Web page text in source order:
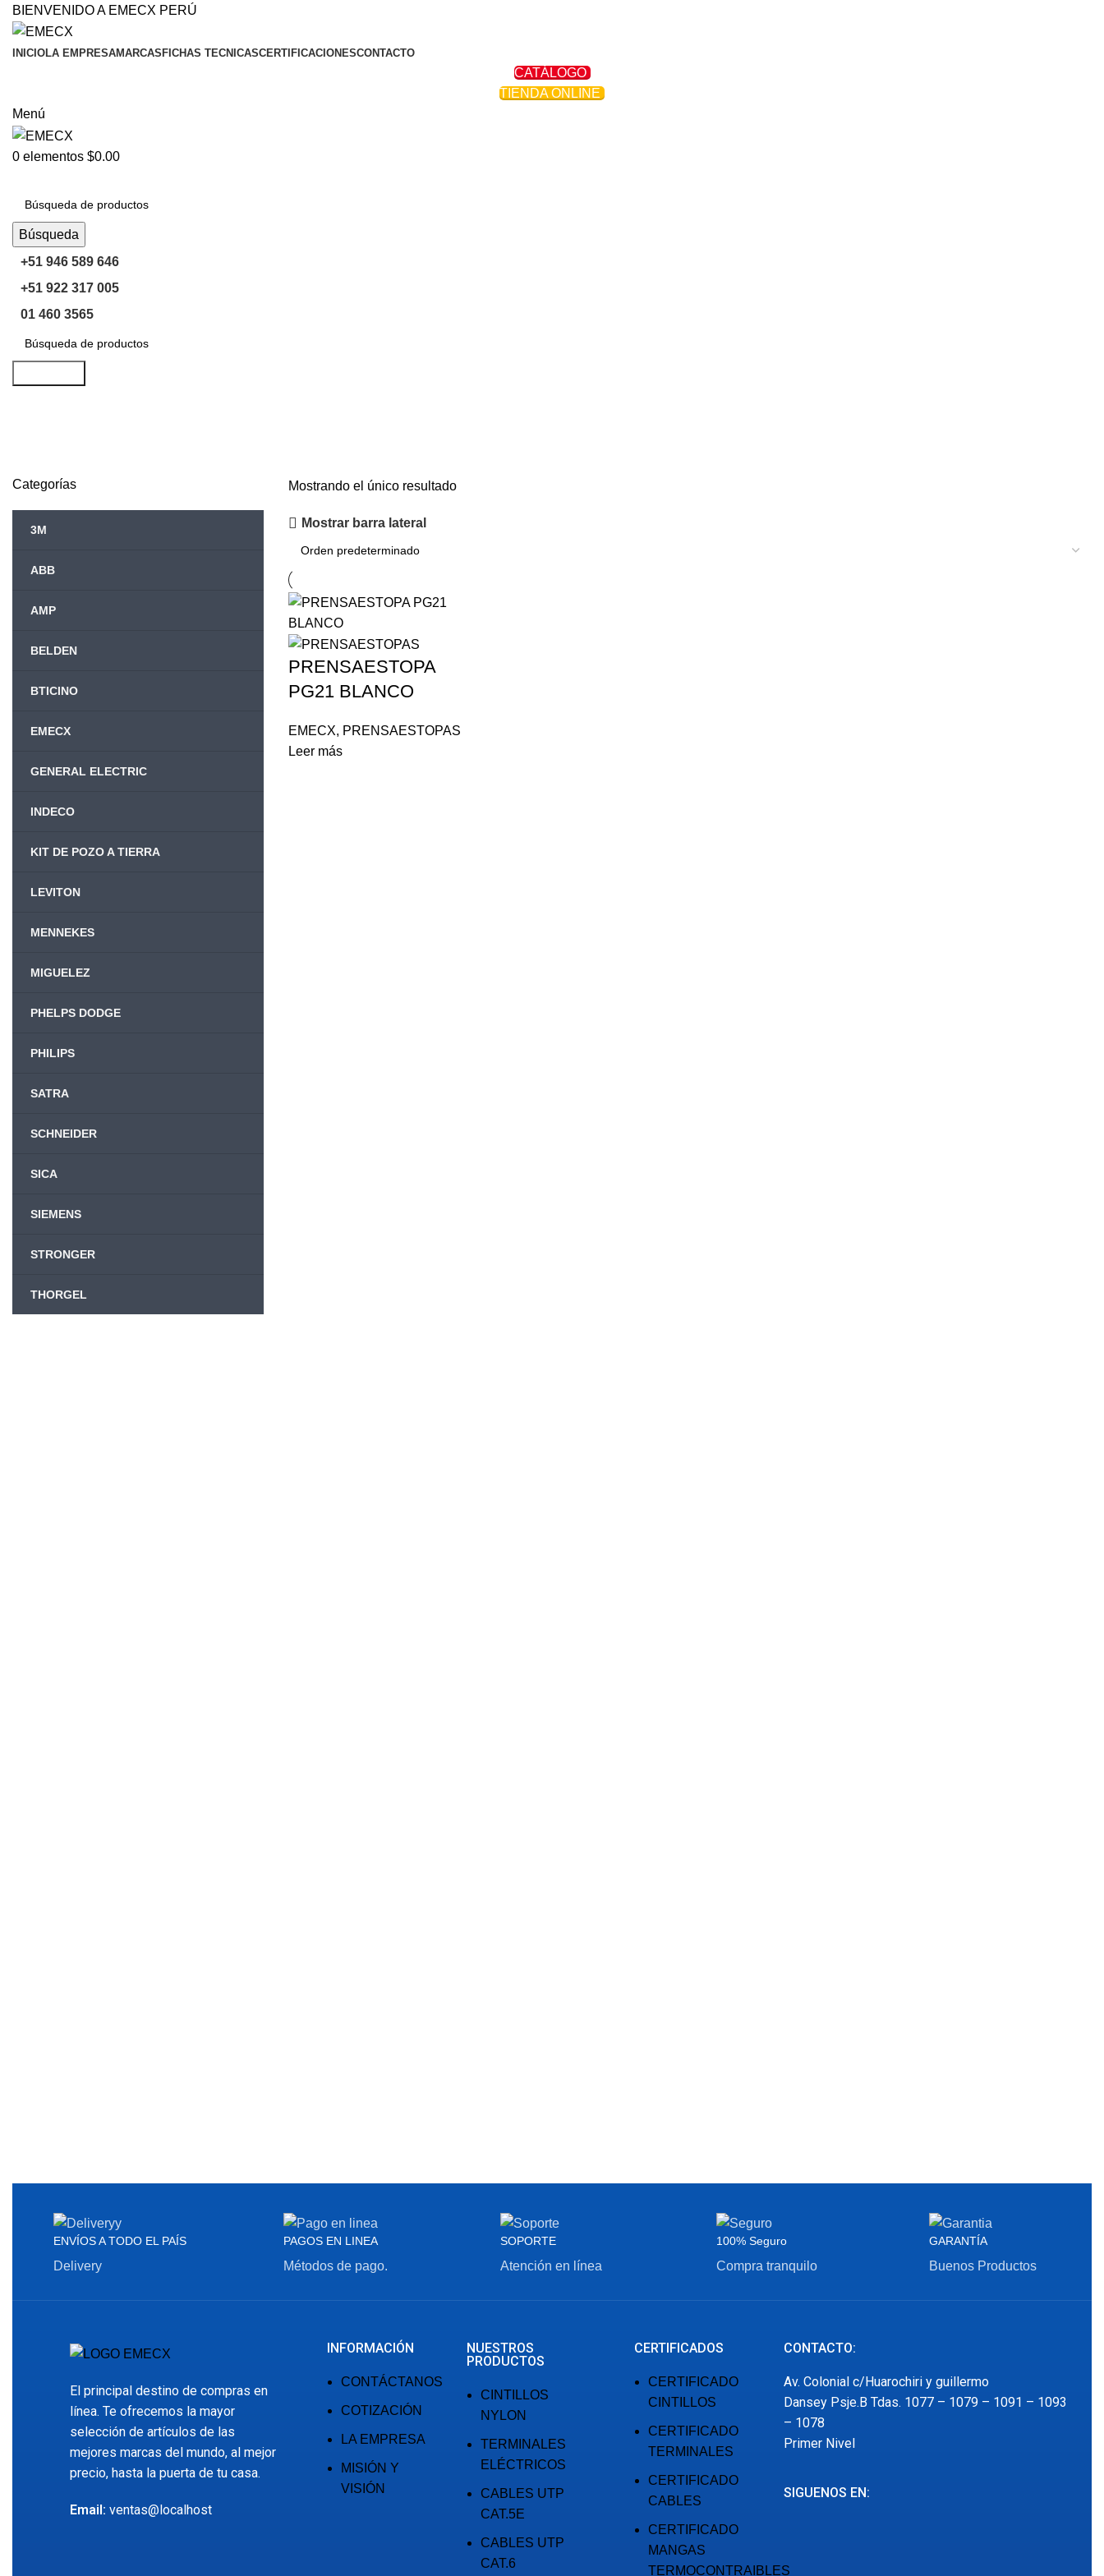
BIENVENIDO A EMECX PERÚ
INICIOLA EMPRESAMARCAS FICHAS TECNICASCERTIFICACIONESCONTACTO
CATÁLOGO
TIENDA ONLINE
Menú
0 elementos $0.00
Búsqueda
+51 946 589 646
+51 922 317 005
01 460 3565
Categorías
3M
ABB
AMP
BELDEN
BTICINO
EMECX
GENERAL ELECTRIC
INDECO
KIT DE POZO A TIERRA
LEVITON
MENNEKES
MIGUELEZ
PHELPS DODGE
PHILIPS
SATRA
SCHNEIDER
SICA
SIEMENS
STRONGER
THORGEL
Mostrando el único resultado
Mostrar barra lateral
PRENSAESTOPA
PG21 BLANCO
EMECX, PRENSAESTOPAS
Leer más
ENVÍOS A TODO EL PAÍS
Delivery
PAGOS EN LINEA
Métodos de pago.
SOPORTE
Atención en línea
100% Seguro
Compra tranquilo
GARANTÍA
Buenos Productos
El principal destino de compras en
línea. Te ofrecemos la mayor
selección de artículos de las
mejores marcas del mundo, al mejor
precio, hasta la puerta de tu casa.
Email: ventas@localhost
INFORMACIÓN
CONTÁCTANOS
COTIZACIÓN
LA EMPRESA
MISIÓN Y
VISIÓN
NUESTROS
PRODUCTOS
CINTILLOS
NYLON
TERMINALES
ELÉCTRICOS
CABLES UTP
CAT.5E
CABLES UTP
CAT.6
CERTIFICADOS
CERTIFICADO
CINTILLOS
CERTIFICADO
TERMINALES
CERTIFICADO
CABLES
CERTIFICADO
MANGAS
TERMOCONTRAIBLES
CONTACTO:
Av. Colonial c/Huarochiri y guillermo
Dansey Psje.B Tdas. 1077 – 1079 – 1091 – 1093
– 1078
Primer Nivel
SIGUENOS EN: